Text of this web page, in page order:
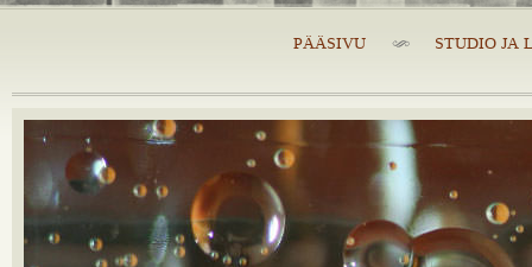
PÄÄSIVU STUDIO JA